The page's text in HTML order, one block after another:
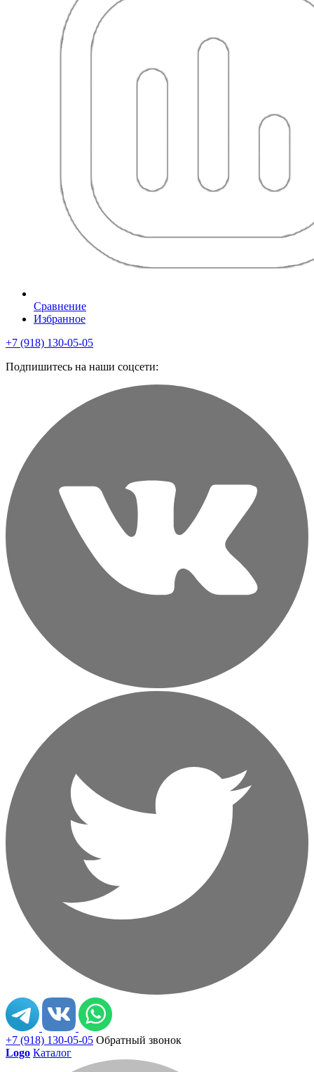
Сравнение
Избранное
+7 (918) 130-05-05
Подпишитесь на наши соцсети:
+7 (918) 130-05-05 Обратный звонок
Logo Каталог